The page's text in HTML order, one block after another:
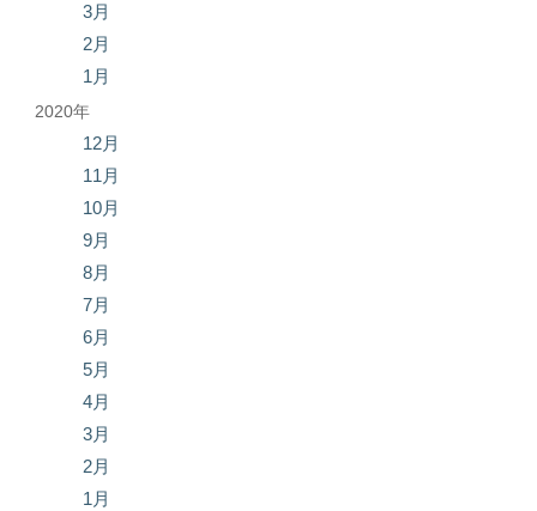
3月
2月
1月
2020年
12月
11月
10月
9月
8月
7月
6月
5月
4月
3月
2月
1月